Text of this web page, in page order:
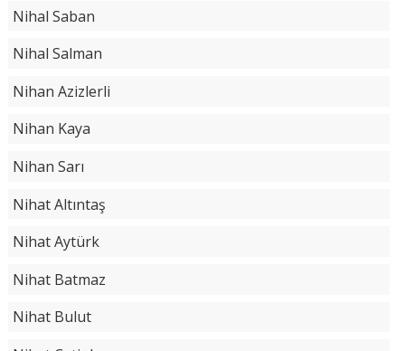
Nihal Saban
Nihal Salman
Nihan Azizlerli
Nihan Kaya
Nihan Sarı
Nihat Altıntaş
Nihat Aytürk
Nihat Batmaz
Nihat Bulut